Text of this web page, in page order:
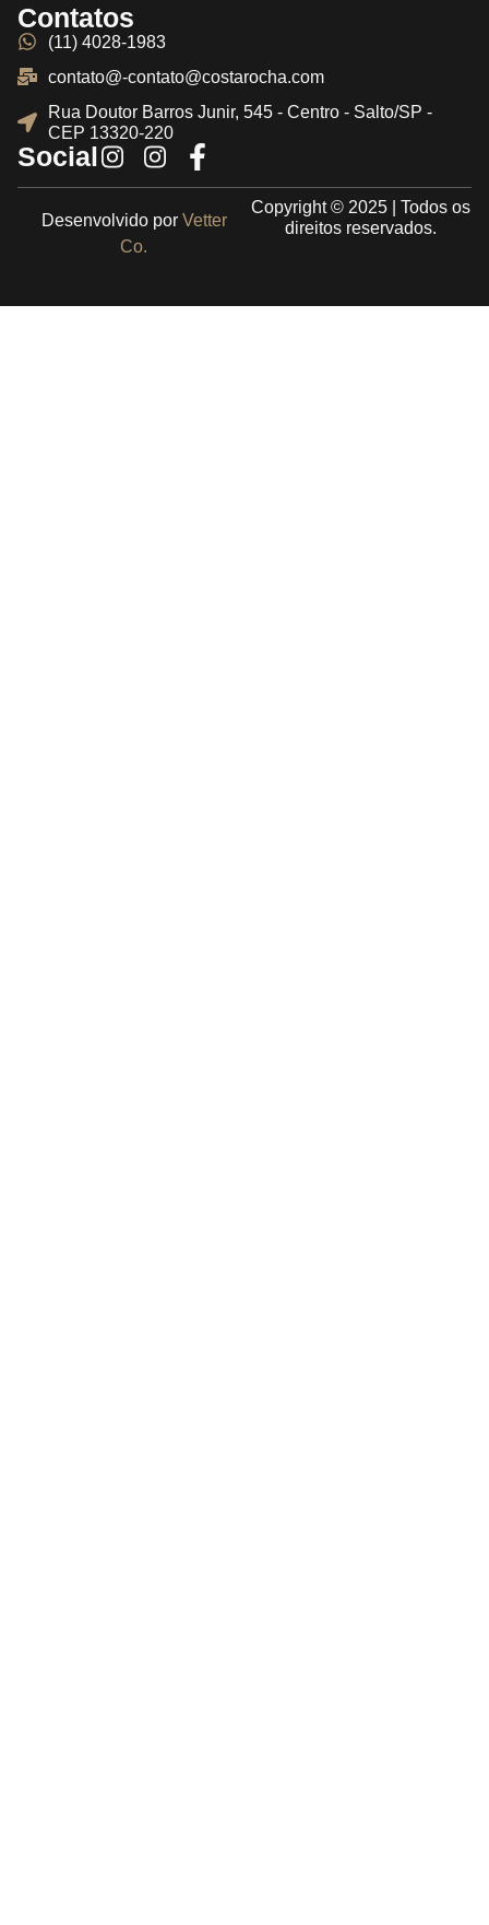
Contatos
(11) 4028-1983
contato@-contato@costarocha.com
Rua Doutor Barros Junir, 545 - Centro - Salto/SP -
CEP 13320-220
Social
Copyright © 2025 | Todos os
direitos reservados.
Desenvolvido por Vetter
Co.